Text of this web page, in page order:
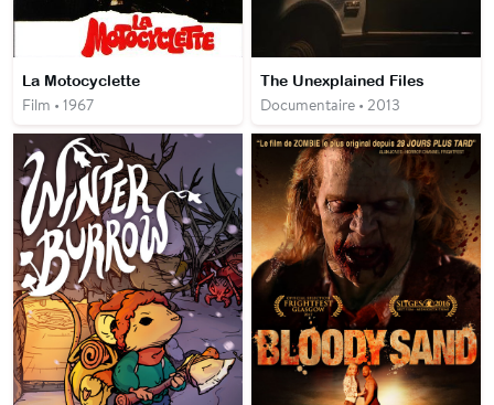
La Motocyclette
Film • 1967
The Unexplained Files
Documentaire • 2013